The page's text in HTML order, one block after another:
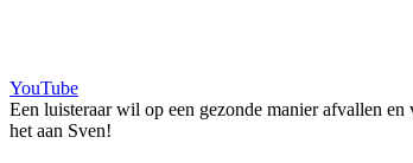
YouTube
Een luisteraar wil op een gezonde manier afvallen
het aan Sven!